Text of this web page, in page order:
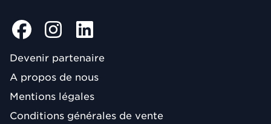
Devenir partenaire
A propos de nous
Mentions légales
Conditions générales de vente